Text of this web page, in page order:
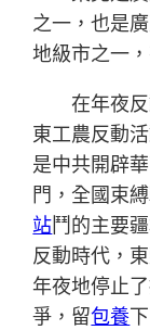
之一，也是
地級市之一
在年夜反
東工農反動
是中共開辟
門，全國束
站鬥的主要
反動時代，
年夜地停止
爭，留包養